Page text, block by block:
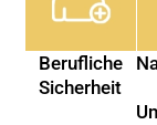
Berufliche
Sicherheit